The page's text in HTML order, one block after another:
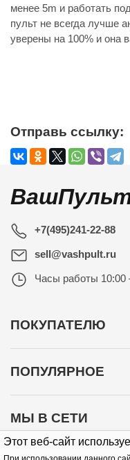
Этот веб-сайт
менее 5m и работать
пульт не всегда лучше
уверены на 100% и она
Отправь ссылку:
+7(495)241-22-88
sell@vashpult.ru
Часы работы 10:00
ПОКУПАТЕЛЮ
ПОПУЛЯРНОЕ
МЫ В СЕТИ